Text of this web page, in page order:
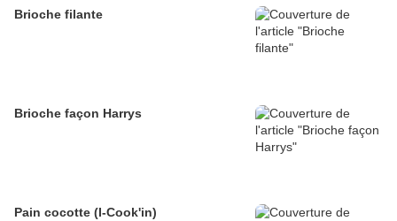
Brioche filante
Brioche façon Harrys
Pain cocotte (I-Cook'in)